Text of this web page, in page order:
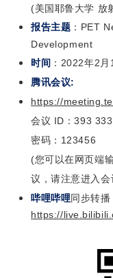
(美国耶鲁大学 放
报告主题 ： PET
Development
时间 ：2022年2
腾讯会议:
https://
会议 ID：393
密码 ：123456
(您可以在网页端
议，请注意进入会
哔哩哔哩同步转播
https://